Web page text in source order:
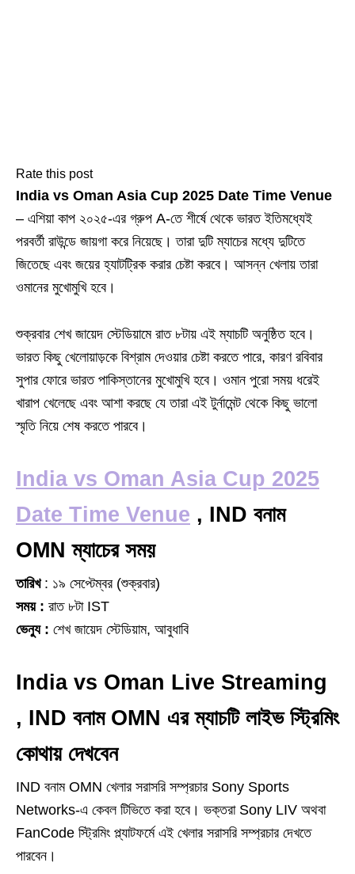
Rate this post
India vs Oman Asia Cup 2025 Date Time Venue
– এশিয়া কাপ ২০২৫-এর গ্রুপ A-তে শীর্ষে থেকে ভারত ইতিমধ্যেই
পরবর্তী রাউন্ডে জায়গা করে নিয়েছে। তারা দুটি ম্যাচের মধ্যে দুটিতে
জিতেছে এবং জয়ের হ্যাটট্রিক করার চেষ্টা করবে। আসন্ন খেলায় তারা
ওমানের মুখোমুখি হবে।
শুক্রবার শেখ জায়েদ স্টেডিয়ামে রাত ৮টায় এই ম্যাচটি অনুষ্ঠিত হবে।
ভারত কিছু খেলোয়াড়কে বিশ্রাম দেওয়ার চেষ্টা করতে পারে, কারণ রবিবার
সুপার ফোরে ভারত পাকিস্তানের মুখোমুখি হবে। ওমান পুরো সময় ধরেই
খারাপ খেলেছে এবং আশা করছে যে তারা এই টুর্নামেন্ট থেকে কিছু ভালো
স্মৃতি নিয়ে শেষ করতে পারবে।
India vs Oman Asia Cup 2025
Date Time Venue , IND বনাম
OMN ম্যাচের সময়
তারিখ : ১৯ সেপ্টেম্বর (শুক্রবার)
সময় : রাত ৮টা IST
ভেন্যু : শেখ জায়েদ স্টেডিয়াম, আবুধাবি
India vs Oman Live Streaming
, IND বনাম OMN এর ম্যাচটি লাইভ স্ট্রিমিং
কোথায় দেখবেন
IND বনাম OMN খেলার সরাসরি সম্প্রচার Sony Sports
Networks-এ কেবল টিভিতে করা হবে। ভক্তরা Sony LIV অথবা
FanCode স্ট্রিমিং প্ল্যাটফর্মে এই খেলার সরাসরি সম্প্রচার দেখতে
পারবেন।